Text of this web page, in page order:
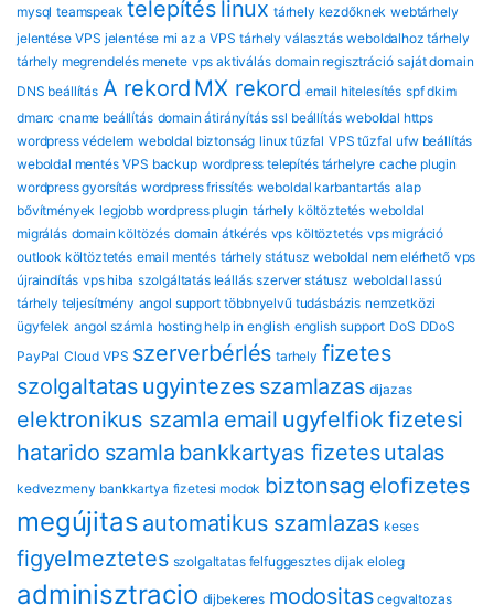
mysql teamspeak telepítés linux tárhely kezdőknek webtárhely
jelentése VPS jelentése mi az a VPS tárhely választás weboldalhoz tárhely
tárhely megrendelés menete vps aktiválás domain regisztráció saját domain
DNS beállítás A rekord MX rekord email hitelesítés spf dkim
dmarc cname beállítás domain átirányítás ssl beállítás weboldal https
wordpress védelem weboldal biztonság linux tűzfal VPS tűzfal ufw beállítás
weboldal mentés VPS backup wordpress telepítés tárhelyre cache plugin
wordpress gyorsítás wordpress frissítés weboldal karbantartás alap
bővítmények legjobb wordpress plugin tárhely költöztetés weboldal
migrálás domain költözés domain átkérés vps költöztetés vps migráció
outlook költöztetés email mentés tárhely státusz weboldal nem elérhető vps
újraindítás vps hiba szolgáltatás leállás szerver státusz weboldal lassú
tárhely teljesítmény angol support többnyelvű tudásbázis nemzetközi
ügyfelek angol számla hosting help in english english support DoS DDoS
PayPal Cloud VPS szerverbérlés tarhely fizetes
szolgaltatas ugyintezes szamlazas dijazas
elektronikus szamla email ugyfelfiok fizetesi
hatarido szamla bankkartyas fizetesutalas
kedvezmeny bankkartya fizetesi modok biztonsag eloﬁzetes
megújitas automatikus szamlazas keses
figyelmeztetes szolgaltatas felfuggesztes dijak eloleg
adminisztracio dijbekeres modositas cegvaltozas